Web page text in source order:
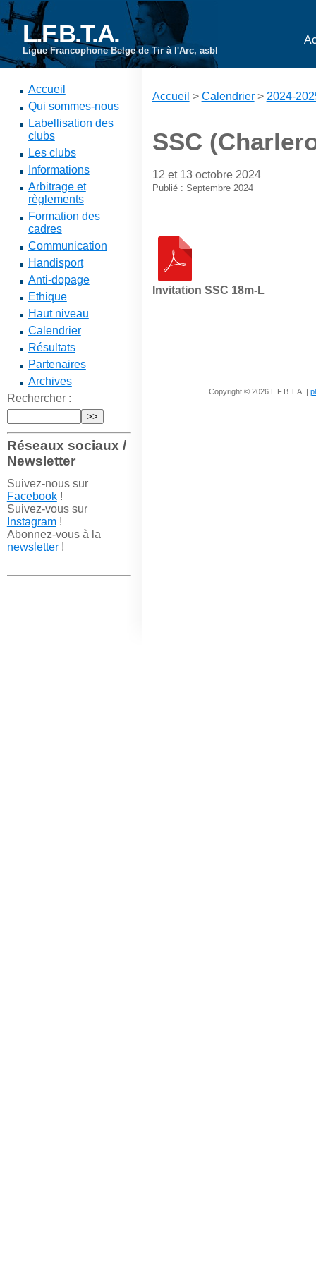
L.F.B.T.A.
Ligue Francophone Belge de Tir à l'Arc, asbl
Accueil
Qui sommes-nous
Labellisation des
clubs
Les clubs
Informations
Arbitrage et
règlements
Formation des
cadres
Communication
Handisport
Anti-dopage
Ethique
Haut niveau
Calendrier
Résultats
Partenaires
Archives
Rechercher :
Réseaux sociaux /
Newsletter
Suivez-nous sur
Facebook!
Suivez-vous sur
Instagram!
Abonnez-vous à la
newsletter!
Accueil > Calendrier> 2024-
SSC
12 et 13 octobre 2024
Publié : Septembre 2024
Invitation SSC 18m-L
Copyright © 2026 L.F.B.T.A. |